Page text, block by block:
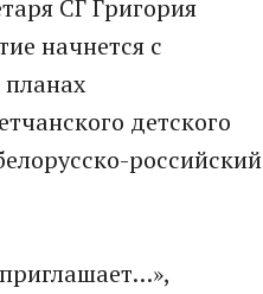
СГ Григория
начнется с
детского
российский